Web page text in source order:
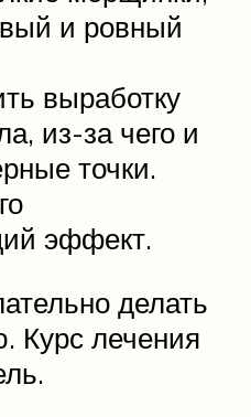
и ровный
выработку
из-за чего и
точки.
эффект.
делать
Курс лечения